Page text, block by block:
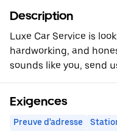
Description
Luxe Car Service is
hardworking, and
sounds like you, send
Exigences
Preuve d'adresse